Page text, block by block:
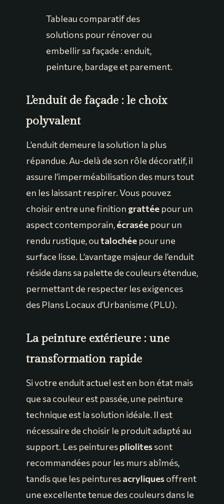
Tableau comparatif des
solutions pour rénover ou
embellir sa façade : enduit,
peinture, bardage et parement.
L’enduit de façade : le choix
polyvalent
L’enduit demeure la solution la plus
répandue. Au-delà de son rôle décoratif, il
assure l’imperméabilisation des murs tout
en les laissant respirer. Vous pouvez
choisir entre une finition grattée pour un
aspect contemporain,écrasée pour un
rendu rustique, outalochée pour une
surface lisse. L’avantage majeur de l’enduit
réside dans sa palette de couleurs étendue,
permettant de respecter les exigences
des Plans Locaux d’Urbanisme (PLU).
La peinture extérieure : une
transformation rapide
Si votre enduit actuel est en bon état mais
que sa couleur est passée, une peinture
technique est la solution idéale. Il est
nécessaire de choisir le produit adapté au
support. Les peinturespliolitessont
recommandées pour les murs abîmés,
tandis que les peinturesacryliquesoffrent
une excellente tenue des couleurs dans le